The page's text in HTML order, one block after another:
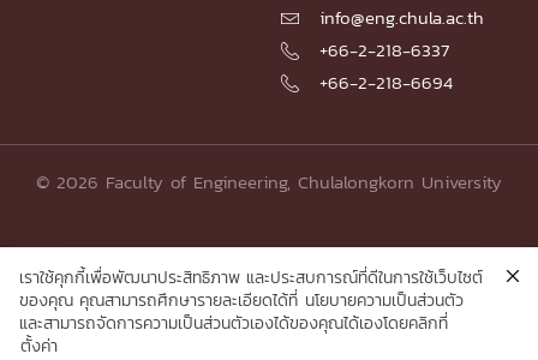
 info@eng.chula.ac.th
 +66-2-218-6337
 +66-2-218-6694
© 2026 Faculty of Engineering, Chulalongkorn University
เราใช้คุกกี้เพื่อพัฒนาประสิทธิภาพ และประสบการณ์ที่ดีในการใช้เว็บไซต์
ของคุณ คุณสามารถศึกษารายละเอียดได้ที่ นโยบายความเป็นส่วนตัว
และสามารถจัดการความเป็นส่วนตัวเองได้ของคุณได้เองโดยคลิกที่
ตั้งค่า